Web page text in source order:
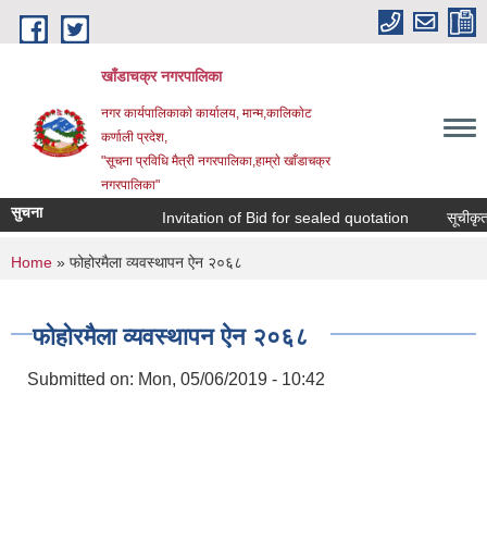
Skip to main content
खाँडाचक्र नगरपालिका
नगर कार्यपालिकाकाे कार्यालय, मान्म,कालिकाेट
क‍र्णाली प्रदेश,
"सूचना प्रविधि मैत्री नगरपालिका,हाम्राे खाँडाचक्र
नगरपालिका"
सुचना Invitation of Bid for sealed quotation सूचीकृत
You are here
Home » फोहोरमैला व्यवस्थापन ऐन २०६८
फोहोरमैला व्यवस्थापन ऐन २०६८
Submitted on: Mon, 05/06/2019 - 10:42